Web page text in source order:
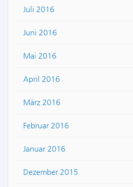
Juli 2016
Juni 2016
Mai 2016
April 2016
März 2016
Februar 2016
Januar 2016
Dezember 2015